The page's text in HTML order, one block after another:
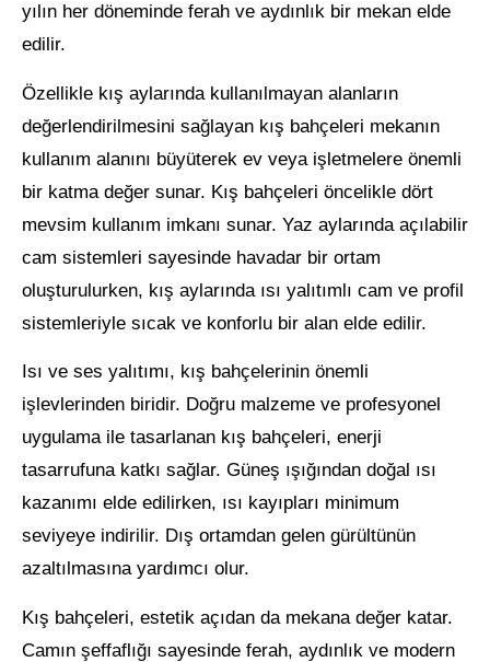
yılın her döneminde ferah ve aydınlık bir mekan elde
edilir.
Özellikle kış aylarında kullanılmayan alanların
değerlendirilmesini sağlayan kış bahçeleri mekanın
kullanım alanını büyüterek ev veya işletmelere önemli
bir katma değer sunar. Kış bahçeleri öncelikle dört
mevsim kullanım imkanı sunar. Yaz aylarında açılabilir
cam sistemleri sayesinde havadar bir ortam
oluşturulurken, kış aylarında ısı yalıtımlı cam ve profil
sistemleriyle sıcak ve konforlu bir alan elde edilir.
Isı ve ses yalıtımı, kış bahçelerinin önemli
işlevlerinden biridir. Doğru malzeme ve profesyonel
uygulama ile tasarlanan kış bahçeleri, enerji
tasarrufuna katkı sağlar. Güneş ışığından doğal ısı
kazanımı elde edilirken, ısı kayıpları minimum
seviyeye indirilir. Dış ortamdan gelen gürültünün
azaltılmasına yardımcı olur.
Kış bahçeleri, estetik açıdan da mekana değer katar.
Camın şeffaflığı sayesinde ferah, aydınlık ve modern